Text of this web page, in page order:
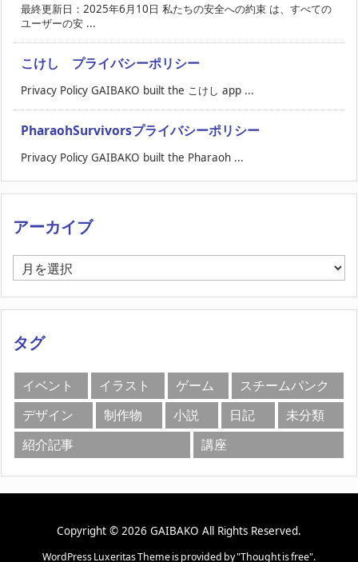
最終更新日：2025年6月10日 私たちの安全への約束 は、すべての
ユーザーの安 ...
こけし プライバシーポリシー
Privacy Policy GAIBAKO built the こけし app ...
PharaohSurvivorsプライバシーポリシー
Privacy Policy GAIBAKO built the Pharaoh ...
アーカイブ
ア
ー
カ
ブ
タグ
イベント イラスト ゲーム
スチームパンク
デザイン
制作物 小説 日記
未分類
紹介記事
講座
Copyright © 2026 GAIBAKO All Rights Reserved.
WordPress Luxeritas Theme is provided by "Thought is free".